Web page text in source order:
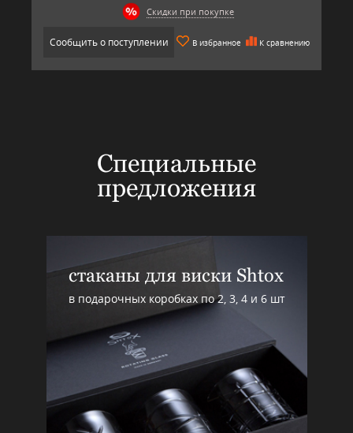
Скидки при покупке
Сообщить о поступлении В избранное К сравнению
Специальные
предложения
стаканы для виски Shtox
в подарочных коробках по 2, 3, 4 и 6 шт